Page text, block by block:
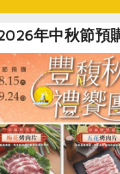
裙帶菜
陰涼乾燥處
本品由黃海海域採收
帶，經殺菁、乾燥後
風味
RPET 食譜 減
2026年中秋節預